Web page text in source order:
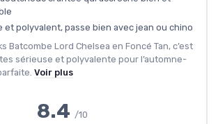
et polyvalent, passe bien avec jean ou chino
Batcombe Lord Chelsea en Foncé Tan, c’est
sérieuse et polyvalente pour l’automne-
Voir plus
8.4 /10